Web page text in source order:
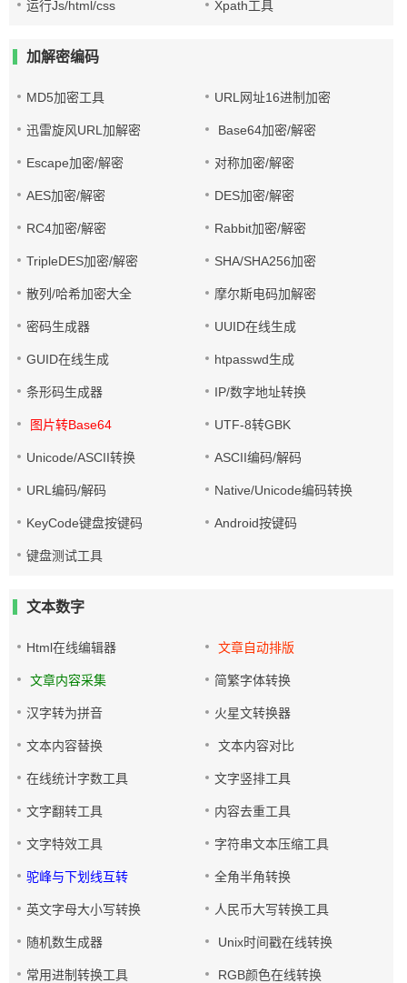
运行Js/html/css Xpath工具
加解密编码
MD5加密工具 URL网址16进制加密
迅雷旋风URL加解密 Base64加密/解密
Escape加密/解密 对称加密/解密
AES加密/解密 DES加密/解密
RC4加密/解密 Rabbit加密/解密
TripleDES加密/解密 SHA/SHA256加密
散列/哈希加密大全 摩尔斯电码加解密
密码生成器 UUID在线生成
GUID在线生成 htpasswd生成
条形码生成器 IP/数字地址转换
图片转Base64 UTF-8转GBK
Unicode/ASCII转换 ASCII编码/解码
URL编码/解码 Native/Unicode编码转换
KeyCode键盘按键码 Android按键码
键盘测试工具
文本数字
Html在线编辑器 文章自动排版
文章内容采集 简繁字体转换
汉字转为拼音 火星文转换器
文本内容替换 文本内容对比
在线统计字数工具 文字竖排工具
文字翻转工具 内容去重工具
文字特效工具 字符串文本压缩工具
驼峰与下划线互转 全角半角转换
英文字母大小写转换 人民币大写转换工具
随机数生成器 Unix时间戳在线转换
常用进制转换工具 RGB颜色在线转换